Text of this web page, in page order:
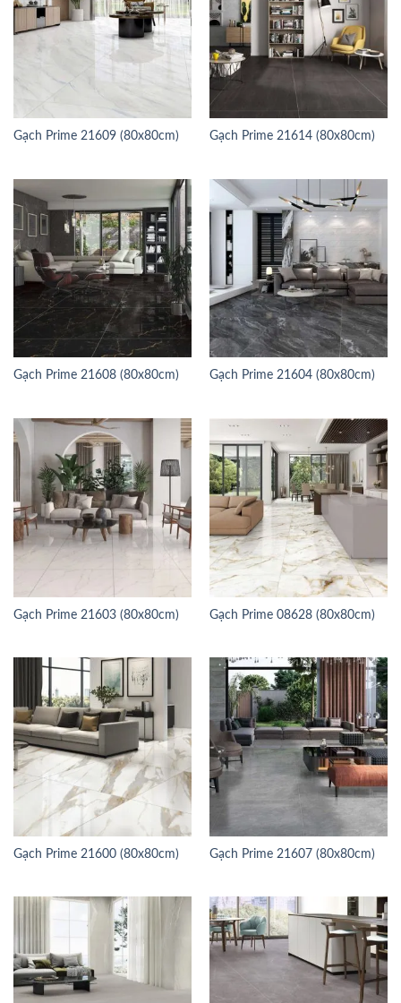
Gạch Prime 21609 (80x80cm) Gạch Prime 21614 (80x80cm)
Gạch Prime 21608 (80x80cm) Gạch Prime 21604 (80x80cm)
Gạch Prime 21603 (80x80cm) Gạch Prime 08628 (80x80cm)
Gạch Prime 21600 (80x80cm) Gạch Prime 21607 (80x80cm)